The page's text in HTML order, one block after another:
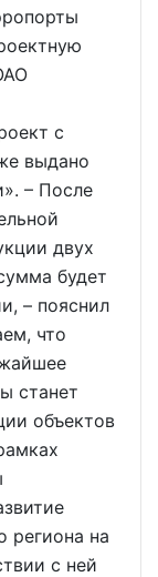
с
выдано
– После
двух
будет
– пояснил
что
станет
объектов
региона на
с ней